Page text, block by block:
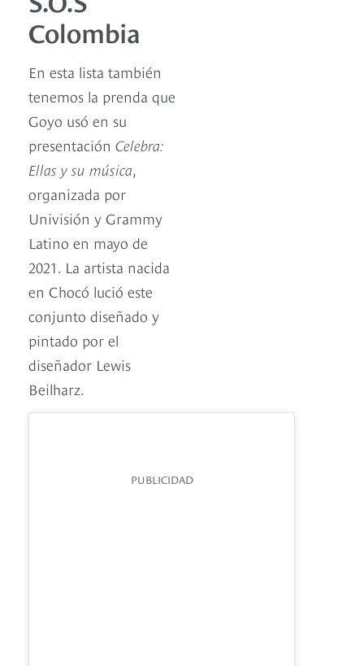
Colombia
En esta lista también
tenemos la prenda que
Goyo usó en su
presentación Celebra:
Ellas y su música
organizada por
Univisión y Grammy
Latino en mayo de
2021. La artista nacida
en Chocó lució este
conjunto diseñado y
pintado por el
diseñador Lewis
Beilharz.
PUBLICIDAD